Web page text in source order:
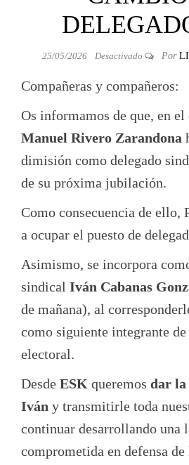
25/05/2026 Desactivado Por
Compañeras y compañeros:
Os informamos de que, en el
Manuel Rivero Zarandona
dimisión como delegado
de su próxima jubilación.
Como consecuencia de ello,
a ocupar el puesto de
Asimismo, se incorpora
sindical Iván Cabanas
de mañana), al
como siguiente integrante
electoral.
Desde ESK queremos dar la
Iván y transmitirle toda
continuar desarrollando una
comprometida en defensa de